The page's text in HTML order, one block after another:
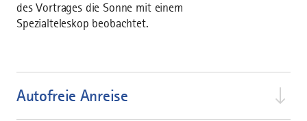
des Vortrages die Sonne mit einem
Spezialteleskop beobachtet.
Autofreie Anreise